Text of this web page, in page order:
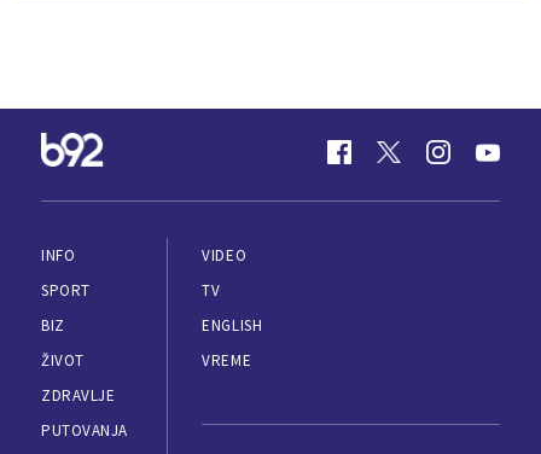
INFO
SPORT
BIZ
ŽIVOT
ZDRAVLJE
PUTOVANJA
VIDEO
TV
ENGLISH
VREME